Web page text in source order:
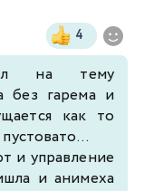
4
на тему
без гарема и
как то
и управление
и анимеха